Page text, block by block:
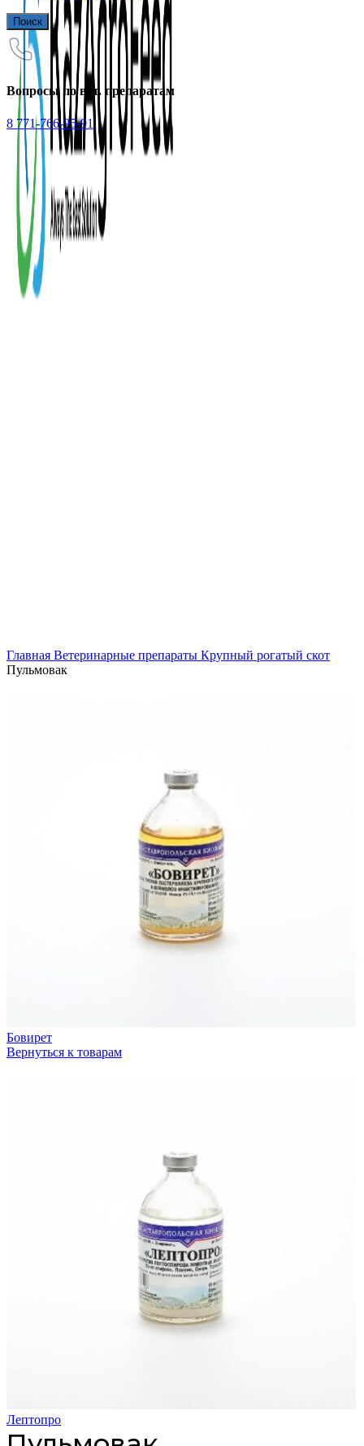
Поиск
Вопросы по вет. препаратам
8 771-766-95-91
Главная Ветеринарные препараты Крупный рогатый скот
Пульмовак
Бовирет
Вернуться к товарам
Лептопро